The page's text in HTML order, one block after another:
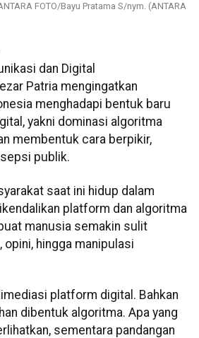
FOTO/Bayu Pratama S/nym. (ANTARA
dan Digital
Patria mengingatkan
menghadapi bentuk baru
yakni dominasi algoritma
membentuk cara berpikir,
publik.
saat ini hidup dalam
platform dan algoritma
manusia semakin sulit
hingga manipulasi
platform digital. Bahkan
dibentuk algoritma. Apa yang
sementara pandangan